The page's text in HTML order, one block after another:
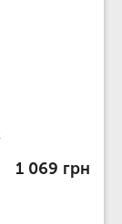
1 069 грн